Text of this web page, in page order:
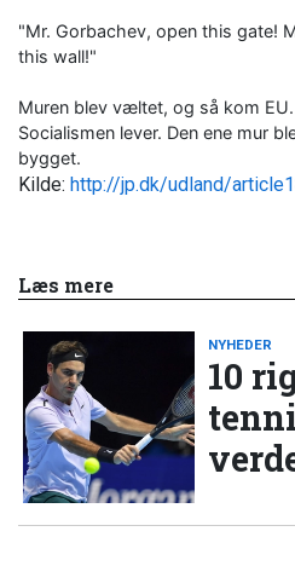
"Mr. Gorbachev, open this gate!
this wall!"
Muren blev væltet, og så kom
Socialismen lever. Den ene mur
bygget.
Kilde: http://jp.dk/udland/
Læs mere
NYHEDER
10